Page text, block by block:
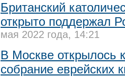
Британский
открыто поддержал
мая 2022 года, 14:21
В Москве открылось
собрание еврейских